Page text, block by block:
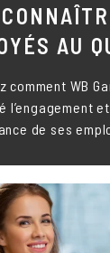
AU
comment WB
l’engagement
de ses